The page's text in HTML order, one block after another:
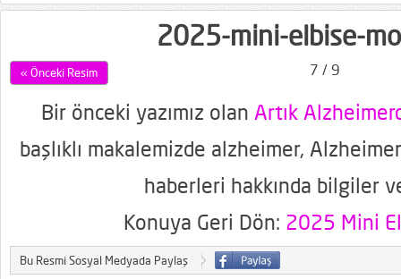
2025-mini-elbise-
« Önceki Resim 7 / 9
Bir önceki yazımız olan Artık
başlıklı makalemizde alzheimer,
haberleri hakkında bilgiler
Konuya Geri Dön: 2025 Mini
Bu Resmi Sosyal Medyada Paylaş